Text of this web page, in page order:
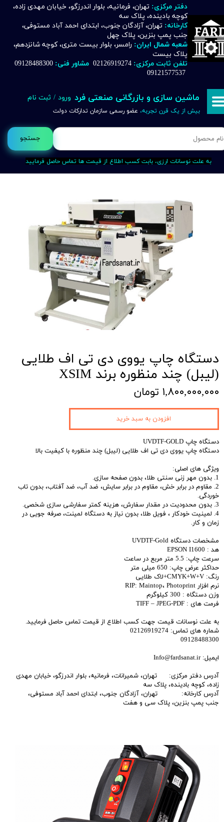
جستجو
دفتر مرکزی: تهران، فرمانیه، بلوار اندرزگو، خیابان مهدی زاده،
کوچه بادینده، پلاک سه
کارخانه: تهران، آزادگان جنوب، ابتدای احمد آباد مستوفی،
جنب پمپ بنزین، پلاک چهل
شعبه شمال ایران: رامسر، بلوار بیست متری، کوچه شانزدهم،
پلاک بیست
تلفن ثابت مرکزی: 02126919274 مشاور فنی:
09121577537
ماشین سازی و بازرگانی صنعتی فرد
بیش از یک قرن تجربه، عضو رسمی سازمان تدارکات دولت
ورود / ثبت نام
حساب کاربری من
تغییر گذر واژه
خروج از حساب کاربری
به علت نوسانات ارزی، بابت کسب اطلاع از قیمت ها تماس حاصل فرمایید
دستگاه چاپ یووی دی تی اف طلایی
(لیبل) چند منظوره برند XSIM
۱,۸۰۰,۰۰۰,۰۰۰ تومان
دستگاه چاپ UVDTF-GOLD
دستگاه چاپ یووی دی تی اف طلایی (لیبل) چند منظوره با کیفیت بالا
ویژگی های اصلی:
1. بدون مهر زنی سنتی طلا، بدون صفحه سازی.
2. مقاوم در برابر خش، مقاوم در برابر سایش، ضد آب، ضد آفتاب، بدون تاب
خوردگی.
3. بدون محدودیت در مقدار سفارش، هزینه کمتر سفارشی سازی شخصی.
4. لمینیت خودکار ، فویل طلا، بدون نیاز به دستگاه لمینت، صرفه جویی در
زمان و کار.
مشخصات دستگاه UVDTF-Gold
هد : EPSON I1600
سرعت چاپ: 5.5 متر مربع در ساعت
حداکثر عرض چاپ: 650 میلی متر
رنگ: CMYK+W+V+لاک طلایی
نرم افزار RIP: Maintop، Photoprint
وزن دستگاه : 300 کیلوگرم
فرمت های : TIFF – JPEG-PDF
به علت نوسانات قیمت جهت کسب اطلاع از قیمت تماس حاصل فرمایید.
شماره های تماس: 02126919274
09128488300
ایمیل: Info@fardsanat.ir
آدرس دفتر مرکزی: تهران، شمیرانات، فرمانیه، بلوار اندرزگو، خیابان مهدی
زاده، کوچه بادینده، پلاک سه
آدرس کارخانه: تهران، آزادگان جنوب، ابتدای احمد آباد مستوفی،
جنب پمپ بنزین، پلاک سی و هفت
افزودن به سبد خرید